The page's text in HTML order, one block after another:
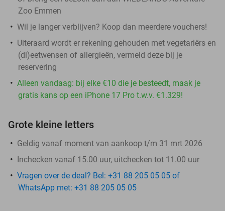
Zoo Emmen
Wil je langer verblijven? Koop dan meerdere vouchers!
Uiteraard wordt er rekening gehouden met vegetariërs en
(di)eetwensen of allergieën, vermeld deze bij je
reservering
Alleen vandaag: bij elke €10 die je besteedt, maak je
gratis kans op een iPhone 17 Pro t.w.v. €1.329!
Grote kleine letters
Geldig vanaf moment van aankoop t/m 31 mrt 2026
Inchecken vanaf 15.00 uur, uitchecken tot 11.00 uur
Vragen over de deal? Bel: +31 88 205 05 05 of
WhatsApp met: +31 88 205 05 05